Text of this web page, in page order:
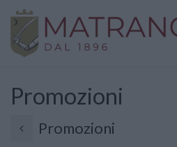
Passa al contenuto
Promozioni
Promozioni